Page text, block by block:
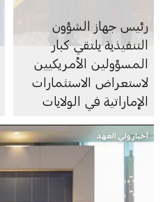
رئيس جهاز الشؤون
التنفيذية يلتقي كبار
المسؤولين الأمريكيين
لاستعراض الاستثمارات
الإماراتية في الولايات
الماضي
أخبار ولي العهد